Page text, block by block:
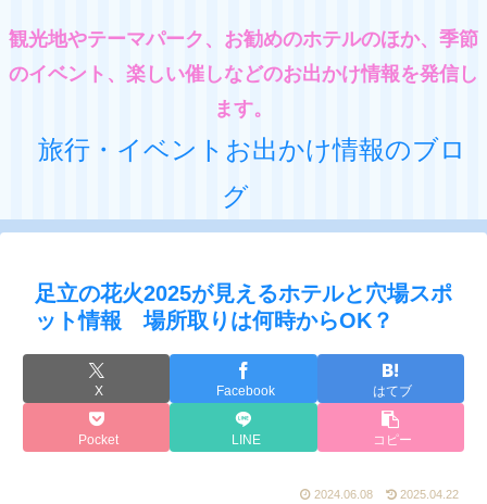
観光地やテーマパーク、お勧めのホテルのほか、季節
のイベント、楽しい催しなどのお出かけ情報を発信し
ます。
旅行・イベントお出かけ情報のブロ
グ
足立の花火2025が見えるホテルと穴場スポ
ット情報 場所取りは何時からOK？
X Facebook はてブ
Pocket LINE コピー
2024.06.08 2025.04.22